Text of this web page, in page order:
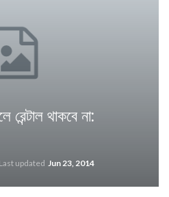
রেন্টাল থাকবে না:
Last updated Jun 23, 2014